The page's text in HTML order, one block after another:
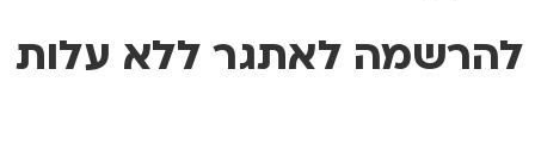
להרשמה לאתגר ללא עלות